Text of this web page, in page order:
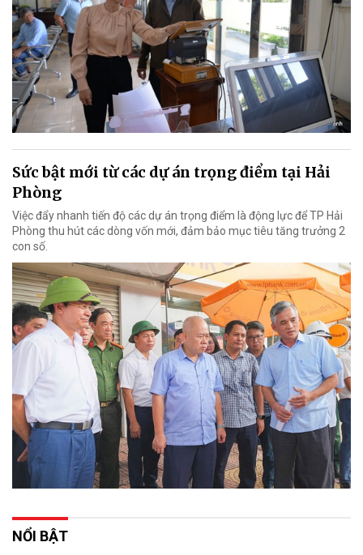
Sức bật mới từ các dự án trọng điểm tại Hải
Phòng
Việc đẩy nhanh tiến độ các dự án trọng điểm là động lực để TP Hải
Phòng thu hút các dòng vốn mới, đảm bảo mục tiêu tăng trưởng 2
con số.
NỔI BẬT